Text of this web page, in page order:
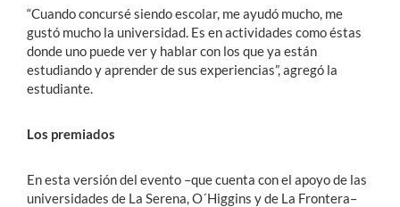
“Cuando concursé siendo escolar, me ayudó mucho, me
gustó mucho la universidad. Es en actividades como éstas
donde uno puede ver y hablar con los que ya están
estudiando y aprender de sus experiencias”, agregó la
estudiante.
Los premiados
En esta versión del evento –que cuenta con el apoyo de las
universidades de La Serena, O´Higgins y de La Frontera–